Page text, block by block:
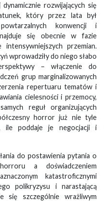
rozwijających się
który przez lata był
konwencji i
się obecnie w fazie
przemian.
wprowadziły do niego słabo
– włączenie do
grup marginalizowanych
repertuaru tematów i
cielesności i przemocy,
reguł organizujących
horror już nie tyle
ile poddaje je negocjacji i
do postawienia pytania o
a doświadczeniem
katastroficznymi
polikryzysu i narastającą
się szczególnie wrażliwym